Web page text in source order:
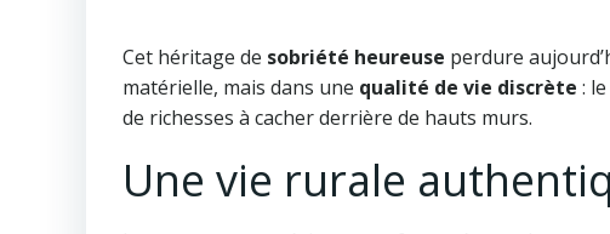
Cet héritage de sobriété heureuse perdure
matérielle, mais dans une qualité de vie discrète :
de richesses à cacher derrière de hauts murs.
Une vie rurale